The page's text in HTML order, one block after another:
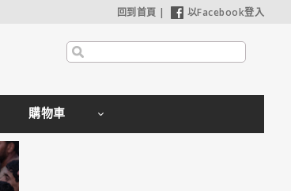
回到首頁 | 以Facebook登入
購物車